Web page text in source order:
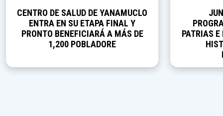
CENTRO DE SALUD DE YANAMUCLO
ENTRA EN SU ETAPA FINAL Y
PRONTO BENEFICIARÁ A MÁS DE
1,200 POBLADORE
PATRIAS